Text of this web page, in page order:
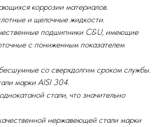
коррозии материалов.
и щелочные жидкости.
подшипники C&U, имеющие
с пониженным показателем
со сверхдолгим сроком службы.
марки AISI 304.
стали, что значительно
нержавеющей стали марки